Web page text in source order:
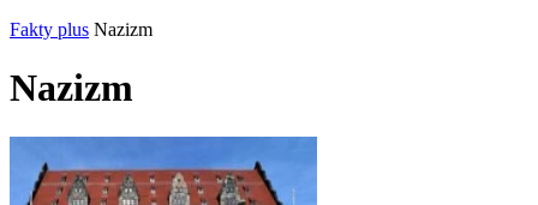
Fakty plus Nazizm
Nazizm